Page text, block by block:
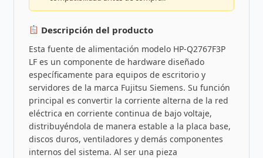
Descripción del producto
Esta fuente de alimentación modelo HP-Q2767F3P
LF es un componente de hardware diseñado
específicamente para equipos de escritorio y
servidores de la marca Fujitsu Siemens. Su función
principal es convertir la corriente alterna de la red
eléctrica en corriente continua de bajo voltaje,
distribuyéndola de manera estable a la placa base,
discos duros, ventiladores y demás componentes
internos del sistema. Al ser una pieza